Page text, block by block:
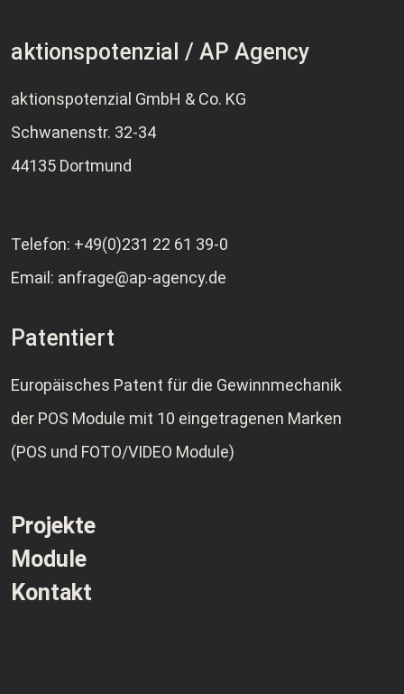
aktionspotenzial / AP Agency
aktionspotenzial GmbH & Co. KG
Schwanenstr. 32-34
44135 Dortmund
Telefon: +49(0)231 22 61 39-0
Email: anfrage@ap-agency.de
Patentiert
Europäisches Patent für die Gewinnmechanik
der POS Module mit 10 eingetragenen Marken
(POS und FOTO/VIDEO Module)
Projekte
Module
Kontakt